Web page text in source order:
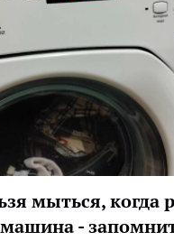
мыться, когда
-